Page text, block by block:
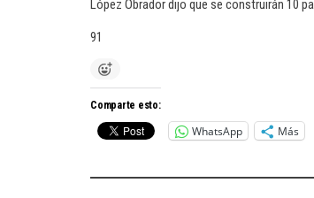
López Obrador dijo que se construirán 10
91
Comparte esto:
WhatsApp Más